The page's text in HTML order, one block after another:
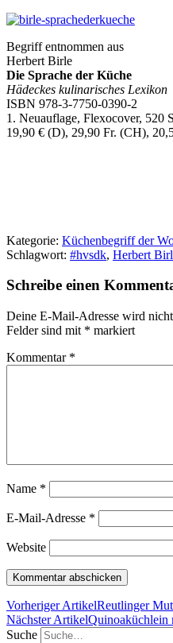
Begriff entnommen aus
Herbert Birle
Die Sprache der Küche
Hädeckes kulinarisches Lexikon
ISBN 978-3-7750-0390-2
1. Neuauflage, Flexocover, 520
19,90 € (D), 29,90 Fr. (CH),
Kategorie: Küchenbegriff der
Schlagwort: #hvsdk, Herbert
Schreibe einen
Deine E-Mail-Adresse wird
Felder sind mit * markiert
Kommentar *
Name *
E-Mail-Adresse *
Website
Vorheriger ArtikelReutlinger
Nächster ArtikelQuinoaküchlein
Suche